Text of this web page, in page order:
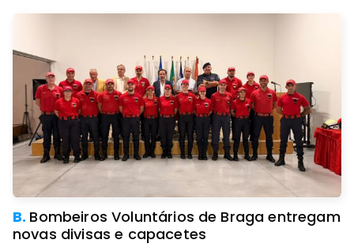
B. Bombeiros Voluntários de Braga entregam
novas divisas e capacetes